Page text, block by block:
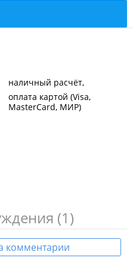
наличный расчёт
оплата картой (Visa,
MasterCard, МИР)
(1)
комментарии